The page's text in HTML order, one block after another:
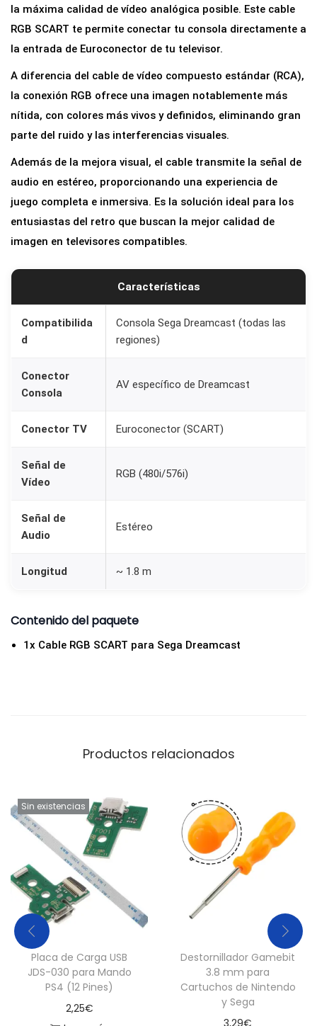
la máxima calidad de vídeo analógica posible. Este cable
RGB SCART te permite conectar tu consola directamente a
la entrada de Euroconector de tu televisor.
A diferencia del cable de vídeo compuesto estándar (RCA),
la conexión RGB ofrece una imagen notablemente más
nítida, con colores más vivos y definidos, eliminando gran
parte del ruido y las interferencias visuales.
Además de la mejora visual, el cable transmite la señal de
audio en estéreo, proporcionando una experiencia de
juego completa e inmersiva. Es la solución ideal para los
entusiastas del retro que buscan la mejor calidad de
imagen en televisores compatibles.
Características
Compatibilida
d
Consola Sega Dreamcast (todas las
regiones)
Conector
Consola
AV específico de Dreamcast
Conector TV Euroconector (SCART)
Señal de
Vídeo
RGB (480i/576i)
Señal de
Audio
Estéreo
Longitud ~ 1.8 m
Contenido del paquete
1x Cable RGB SCART para Sega Dreamcast
Productos relacionados
Sin existencias
Placa de Carga USB
JDS-030 para Mando
PS4 (12 Pines)
2,25€
Destornillador Gamebit
3.8 mm para
Cartuchos de Nintendo
y Sega